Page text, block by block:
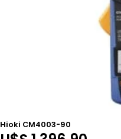
Hioki CM4003-90